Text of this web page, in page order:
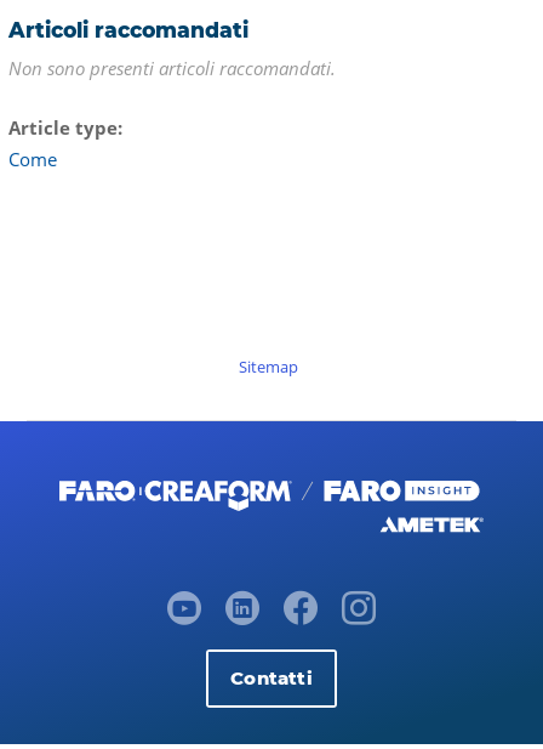
Articoli raccomandati
Non sono presenti articoli raccomandati.
Article type
Come
Sitemap
Contatti